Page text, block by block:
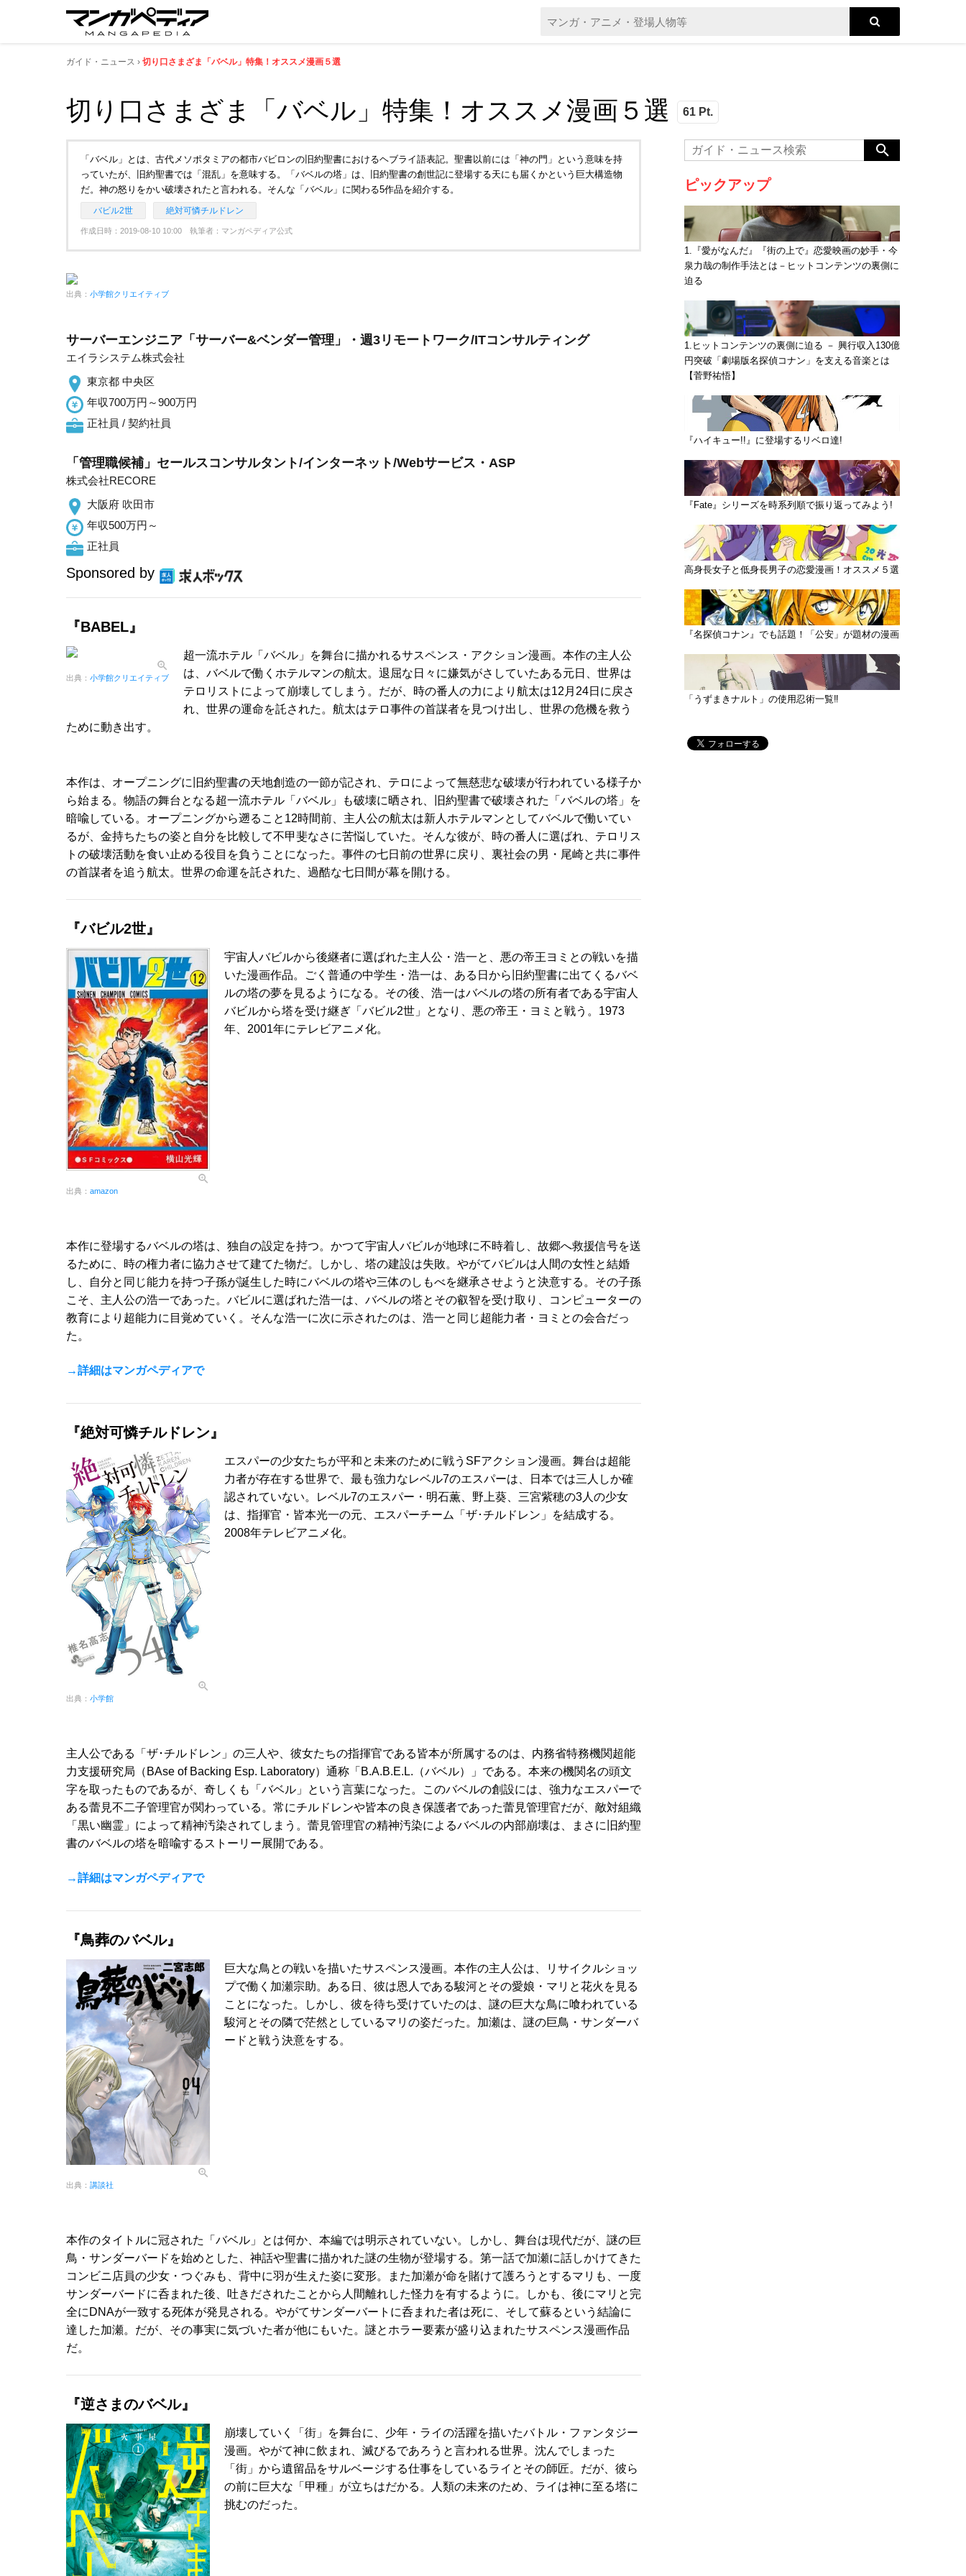
ガイド・ニュース 切り口さまざま「バベル」特集！オススメ漫画５選
切り口さまざま「バベル」特集！オススメ漫画５選 61 Pt.
「バベル」とは、古代メソポタミアの都市バビロンの旧約聖書におけるヘブライ語表記。聖書以前には「神の門」という意味を持
っていたが、旧約聖書では「混乱」を意味する。「バベルの塔」は、旧約聖書の創世記に登場する天にも届くかという巨大構造物
だ。神の怒りをかい破壊されたと言われる。そんな「バベル」に関わる5作品を紹介する。
バビル2世 絶対可憐チルドレン
作成日時：2019-08-10 10:00 執筆者：マンガペディア公式
出典： 小学館クリエイティブ
サーバーエンジニア「サーバー&ベンダー管理」・週3リモートワーク/ITコンサルティング
エイラシステム株式会社
東京都 中央区
年収700万円～900万円
正社員 / 契約社員
「管理職候補」セールスコンサルタント/インターネット/Webサービス・ASP
株式会社RECORE
大阪府 吹田市
年収500万円～
正社員
Sponsored by
『BABEL』
出典： 小学館クリエイティブ
超一流ホテル「バベル」を舞台に描かれるサスペンス・アクション漫画。本作の主人公
は、バベルで働くホテルマンの航太。退屈な日々に嫌気がさしていたある元日、世界は
テロリストによって崩壊してしまう。だが、時の番人の力により航太は12月24日に戻さ
れ、世界の運命を託された。航太はテロ事件の首謀者を見つけ出し、世界の危機を救う
ために動き出す。
本作は、オープニングに旧約聖書の天地創造の一節が記され、テロによって無慈悲な破壊が行われている様子か
ら始まる。物語の舞台となる超一流ホテル「バベル」も破壊に晒され、旧約聖書で破壊された「バベルの塔」を
暗喩している。オープニングから遡ること12時間前、主人公の航太は新人ホテルマンとしてバベルで働いてい
るが、金持ちたちの姿と自分を比較して不甲斐なさに苦悩していた。そんな彼が、時の番人に選ばれ、テロリス
トの破壊活動を食い止める役目を負うことになった。事件の七日前の世界に戻り、裏社会の男・尾崎と共に事件
の首謀者を追う航太。世界の命運を託された、過酷な七日間が幕を開ける。
『バビル2世』
出典： amazon
宇宙人バビルから後継者に選ばれた主人公・浩一と、悪の帝王ヨミとの戦いを描
いた漫画作品。ごく普通の中学生・浩一は、ある日から旧約聖書に出てくるバベ
ルの塔の夢を見るようになる。その後、浩一はバベルの塔の所有者である宇宙人
バビルから塔を受け継ぎ「バビル2世」となり、悪の帝王・ヨミと戦う。1973
年、2001年にテレビアニメ化。
本作に登場するバベルの塔は、独自の設定を持つ。かつて宇宙人バビルが地球に不時着し、故郷へ救援信号を送
るために、時の権力者に協力させて建てた物だ。しかし、塔の建設は失敗。やがてバビルは人間の女性と結婚
し、自分と同じ能力を持つ子孫が誕生した時にバベルの塔や三体のしもべを継承させようと決意する。その子孫
こそ、主人公の浩一であった。バビルに選ばれた浩一は、バベルの塔とその叡智を受け取り、コンピューターの
教育により超能力に目覚めていく。そんな浩一に次に示されたのは、浩一と同じ超能力者・ヨミとの会合だっ
た。
→詳細はマンガペディアで
『絶対可憐チルドレン』
出典： 小学館
エスパーの少女たちが平和と未来のために戦うSFアクション漫画。舞台は超能
力者が存在する世界で、最も強力なレベル7のエスパーは、日本では三人しか確
認されていない。レベル7のエスパー・明石薫、野上葵、三宮紫穂の3人の少女
は、指揮官・皆本光一の元、エスパーチーム「ザ･チルドレン」を結成する。
2008年テレビアニメ化。
主人公である「ザ･チルドレン」の三人や、彼女たちの指揮官である皆本が所属するのは、内務省特務機関超能
力支援研究局（BAse of Backing Esp. Laboratory）通称「B.A.B.E.L.（バベル）」である。本来の機関名の頭文
字を取ったものであるが、奇しくも「バベル」という言葉になった。このバベルの創設には、強力なエスパーで
ある蕾見不二子管理官が関わっている。常にチルドレンや皆本の良き保護者であった蕾見管理官だが、敵対組織
「黒い幽霊」によって精神汚染されてしまう。蕾見管理官の精神汚染によるバベルの内部崩壊は、まさに旧約聖
書のバベルの塔を暗喩するストーリー展開である。
→詳細はマンガペディアで
『鳥葬のバベル』
出典： 講談社
巨大な鳥との戦いを描いたサスペンス漫画。本作の主人公は、リサイクルショッ
プで働く加瀬宗助。ある日、彼は恩人である駿河とその愛娘・マリと花火を見る
ことになった。しかし、彼を待ち受けていたのは、謎の巨大な鳥に喰われている
駿河とその隣で茫然としているマリの姿だった。加瀬は、謎の巨鳥・サンダーバ
ードと戦う決意をする。
本作のタイトルに冠された「バベル」とは何か、本編では明示されていない。しかし、舞台は現代だが、謎の巨
鳥・サンダーバードを始めとした、神話や聖書に描かれた謎の生物が登場する。第一話で加瀬に話しかけてきた
コンビニ店員の少女・つぐみも、背中に羽が生えた姿に変形。また加瀬が命を賭けて護ろうとするマリも、一度
サンダーバードに呑まれた後、吐きだされたことから人間離れした怪力を有するように。しかも、後にマリと完
全にDNAが一致する死体が発見される。やがてサンダーバートに呑まれた者は死に、そして蘇るという結論に
達した加瀬。だが、その事実に気づいた者が他にもいた。謎とホラー要素が盛り込まれたサスペンス漫画作品
だ。
『逆さまのバベル』
崩壊していく「街」を舞台に、少年・ライの活躍を描いたバトル・ファンタジー
漫画。やがて神に飲まれ、滅びるであろうと言われる世界。沈んでしまった
「街」から遺留品をサルベージする仕事をしているライとその師匠。だが、彼ら
の前に巨大な「甲種」が立ちはだかる。人類の未来のため、ライは神に至る塔に
挑むのだった。
ピックアップ
1.『愛がなんだ』『街の上で』恋愛映画の妙手・今
泉力哉の制作手法とは－ヒットコンテンツの裏側に
迫る
1.ヒットコンテンツの裏側に迫る － 興行収入130億
円突破「劇場版名探偵コナン」を支える音楽とは
【菅野祐悟】
『ハイキュー!!』に登場するリベロ達!
『Fate』シリーズを時系列順で振り返ってみよう!
高身長女子と低身長男子の恋愛漫画！オススメ５選
『名探偵コナン』でも話題！「公安」が題材の漫画
「うずまきナルト」の使用忍術一覧‼